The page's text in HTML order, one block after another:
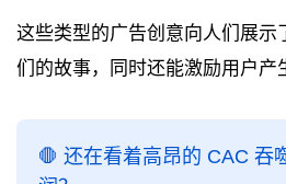
这些类型的广告创意向人们展示
们的故事，同时还能激励用户产
🛑 还在看着高昂的 CAC 吞